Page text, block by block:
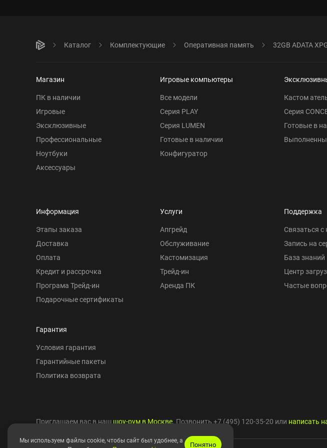
Каталог Комплектующие Оперативная память 32GB ADATA
Магазин
ПК в наличии
Игровые
Эксклюзивные
Профессиональные
Ноутбуки
Аксессуары
Игровые компьютеры
Все модели
Серия PLAY
Серия LUMEN
Готовые в наличии
Конфигуратор
Кастом
Серия
Готовые в
Информация
Этапы заказа
Доставка
Оплата
Кредит и рассрочка
Програма Трейд-ин
Подарочные сертификаты
Гарантия
Условия гарантия
Гарантийные пакеты
Политика возврата
Услуги
Апгрейд
Обслуживание
Кастомизация
Трейд-ин
Аренда ПК
Поддержка
Связаться с
Запись на
База знаний
Центр
Частые
Приглашаем вас в нашшоу-рум в Москве. Позвонить+7 (495) 120-35-20 или написать
Мы используем файлы cookie, чтобы сайт был удобнее, а
Понятно